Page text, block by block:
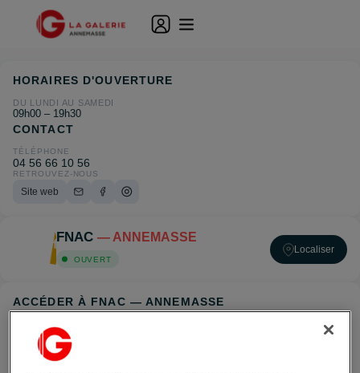
FNAC — ANNEMASSE
OUVERT
Localiser
ACCÉDER À FNAC — ANNEMASSE
HORAIRES D'OUVERTURE
DU LUNDI AU SAMEDI
09h00 – 19h30
CONTACT
TÉLÉPHONE
04 56 66 10 56
RETROUVEZ-NOUS
Site web